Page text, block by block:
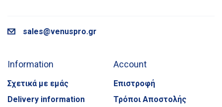
sales@venuspro.gr
Information
Σχετικά με εμάς
Delivery information
Account
Επιστροφή
Τρόποι Αποστολής